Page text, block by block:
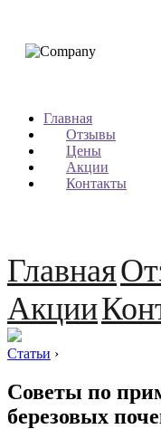
Главная
Отзывы
Цены
Акции
Контакты
Главная
Акции
Статьи ›
Советы по
березовых